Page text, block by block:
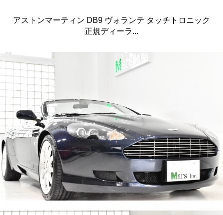
アストンマーティン DB9 ヴォランテ タッチトロニック
正規ディーラ...